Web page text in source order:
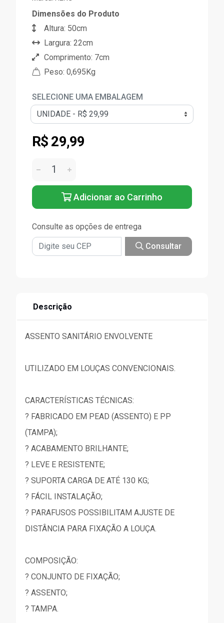
Dimensões do Produto
Altura: 50cm
Largura: 22cm
Comprimento: 7cm
Peso: 0,695Kg
SELECIONE UMA EMBALAGEM
R$ 29,99
Adicionar ao Carrinho
Consulte as opções de entrega
Consultar
Descrição
ASSENTO SANITÁRIO ENVOLVENTE
UTILIZADO EM LOUÇAS CONVENCIONAIS.
CARACTERÍSTICAS TÉCNICAS:
? FABRICADO EM PEAD (ASSENTO) E PP
(TAMPA);
? ACABAMENTO BRILHANTE;
? LEVE E RESISTENTE;
? SUPORTA CARGA DE ATÉ 130 KG;
? FÁCIL INSTALAÇÃO;
? PARAFUSOS POSSIBILITAM AJUSTE DE
DISTÂNCIA PARA FIXAÇÃO A LOUÇA.
COMPOSIÇÃO:
? CONJUNTO DE FIXAÇÃO;
? ASSENTO;
? TAMPA.